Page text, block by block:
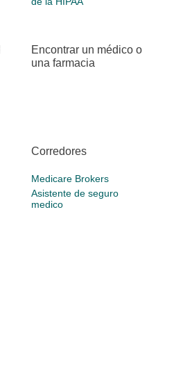
Encontrar un médico o
una farmacia
Corredores
Medicare Brokers
Asistente de seguro
medico